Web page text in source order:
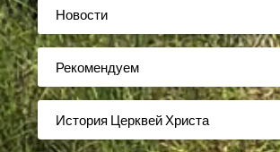
Новости
Рекомендуем
История Церквей Христа